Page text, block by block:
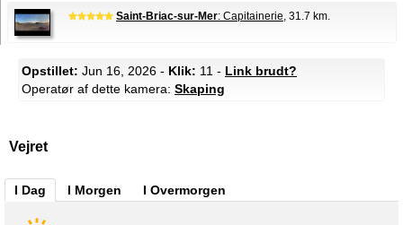
Saint-Briac-sur-Mer: Capitainerie, 31.7 km.
Opstillet: Jun 16, 2026 - Klik: 11 - Link brudt?
Operatør af dette kamera: Skaping
Vejret
I Dag I Morgen I Overmorgen